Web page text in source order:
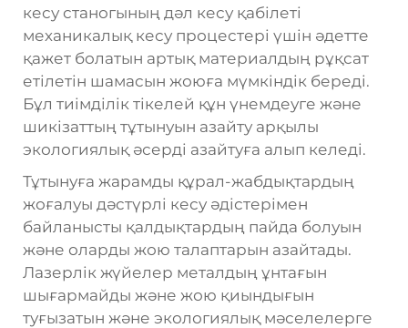
кесу станогының дәл кесу қабілеті
механикалық кесу процестері үшін әдетте
қажет болатын артық материалдың рұқсат
етілетін шамасын жоюға мүмкіндік береді.
Бұл тиімділік тікелей құн үнемдеуге және
шикізаттың тұтынуын азайту арқылы
экологиялық әсерді азайтуға алып келеді.
Тұтынуға жарамды құрал-жабдықтардың
жоғалуы дәстүрлі кесу әдістерімен
байланысты қалдықтардың пайда болуын
және оларды жою талаптарын азайтады.
Лазерлік жүйелер металдың ұнтағын
шығармайды және жою қиындығын
туғызатын және экологиялық мәселелерге